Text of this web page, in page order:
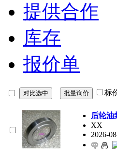
提供合作
库存
报价单
标
后轮油
XX
2026-